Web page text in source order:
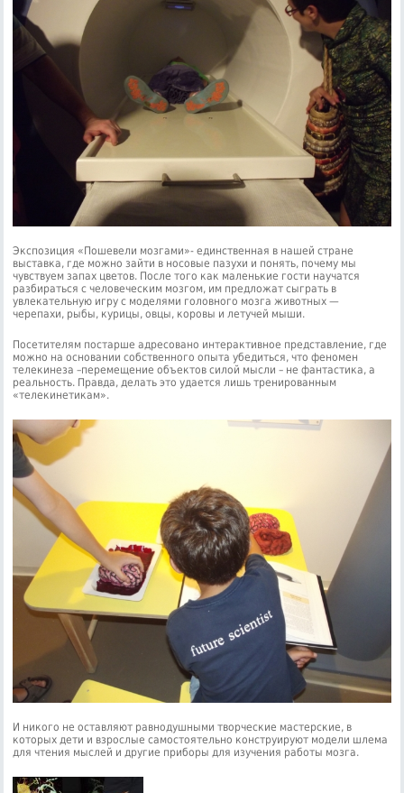
Экспозиция «Пошевели мозгами»- единственная в нашей стране
выставка, где можно зайти в носовые пазухи и понять, почему мы
чувствуем запах цветов. После того как маленькие гости научатся
разбираться с человеческим мозгом, им предложат сыграть в
увлекательную игру с моделями головного мозга животных —
черепахи, рыбы, курицы, овцы, коровы и летучей мыши.
Посетителям постарше адресовано интерактивное представление, где
можно на основании собственного опыта убедиться, что феномен
телекинеза –перемещение объектов силой мысли – не фантастика, а
реальность. Правда, делать это удается лишь тренированным
«телекинетикам».
И никого не оставляют равнодушными творческие мастерские, в
которых дети и взрослые самостоятельно конструируют модели шлема
для чтения мыслей и другие приборы для изучения работы мозга.